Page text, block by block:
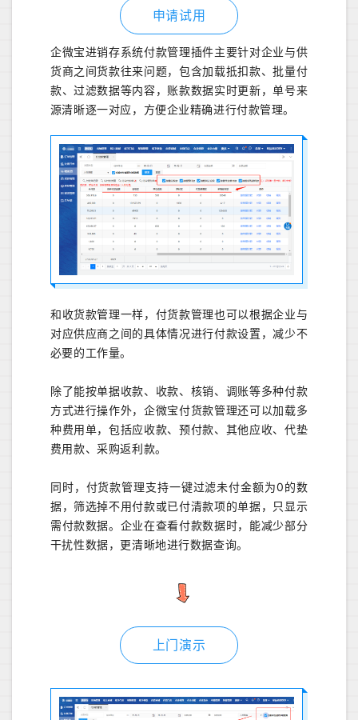
申请试用
企微宝进销存系统付款管理插件主要针对企业与供
货商之间货款往来问题，包含加载抵扣款、批量付
款、过滤数据等内容，账款数据实时更新，单号来
源清晰逐一对应，方便企业精确进行付款管理。
和收货款管理一样，付货款管理也可以根据企业与
对应供应商之间的具体情况进行付款设置，减少不
必要的工作量。
除了能按单据收款、收款、核销、调账等多种付款
方式进行操作外，企微宝付货款管理还可以加载多
种费用单，包括应收款、预付款、其他应收、代垫
费用款、采购返利款。
同时，付货款管理支持一键过滤未付金额为0的数
据，筛选掉不用付款或已付清款项的单据，只显示
需付款数据。企业在查看付款数据时，能减少部分
干扰性数据，更清晰地进行数据查询。
上门演示